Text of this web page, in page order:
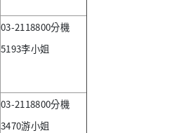
03-2118800分機
5193李小姐
03-2118800分機
3470游小姐